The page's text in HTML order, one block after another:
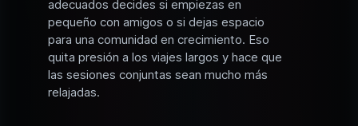
adecuados decides si empiezas en
pequeño con amigos o si dejas espacio
para una comunidad en crecimiento. Eso
quita presión a los viajes largos y hace que
las sesiones conjuntas sean mucho más
relajadas.